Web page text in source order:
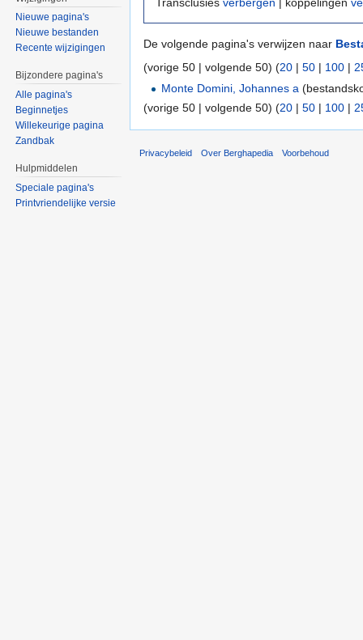
De volgende pagina's verwijzen naar
(vorige 50 | volgende 50) (20 | 50 | 100 |
Monte Domini, Johannes a
(vorige 50 | volgende 50) (20 | 50 | 100 |
Nieuwe pagina's
Nieuwe bestanden
Recente wijzigingen
Bijzondere pagina's
Alle pagina's
Beginnetjes
Willekeurige pagina
Zandbak
Hulpmiddelen
Speciale pagina's
Printvriendelijke versie
Privacybeleid Over Berghapedia Voorbehoud